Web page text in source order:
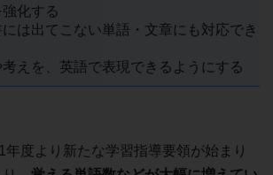
化する
は出てこない単語・文章にも対応でき
えを、英語で表現できるようにする
年度より新たな学習指導要領が始まり